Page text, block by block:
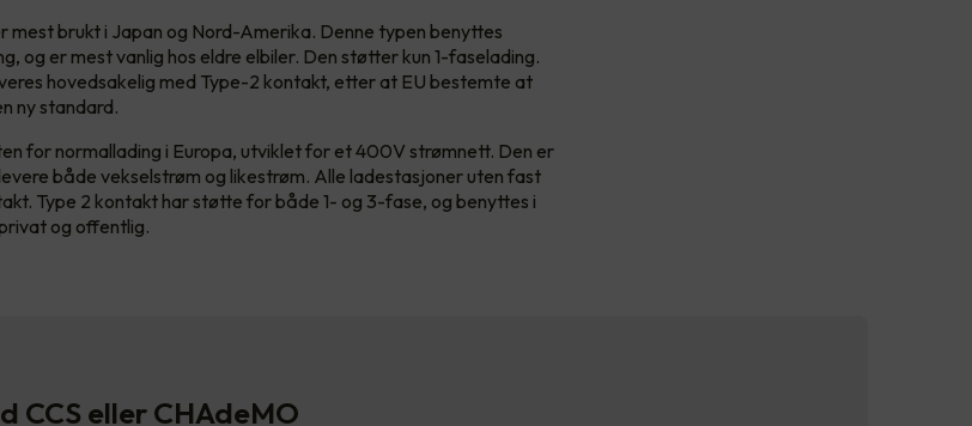
mest brukt i Japan og Nord-Amerika. Denne typen benyttes
og er mest vanlig hos eldre elbiler. Den støtter kun 1-faselading.
hovedsakelig med Type-2 kontakt, etter at EU bestemte at
ny standard.
for normallading i Europa, utviklet for et 400V strømnett. Den er
både vekselstrøm og likestrøm. Alle ladestasjoner uten fast
Type 2 kontakt har støtte for både 1- og 3-fase, og benyttes i
og offentlig.
CCS eller CHAdeMO